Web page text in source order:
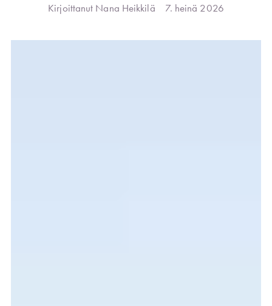
Kirjoittanut Nana Heikkilä 7. heinä 2026